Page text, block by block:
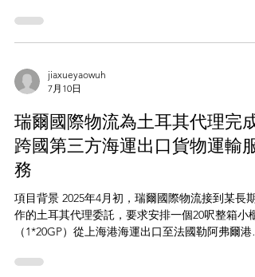
敏感度生物醫藥試劑盒，對溫度有著極為嚴苛的要
求，全程必須保持2-8℃的恆溫環境。這意味著從美
國亞特蘭大始發，經中轉後抵達廣州目的港，無論
是始發港、中轉港、目的港機場倉庫的溫控儲存條
件，還是航空公司的冷鏈資質，以及全鏈路的溫控
銜接能力，都必須達到最高標準。任何一個環節的
溫度失控，都將導致貨物失效報廢。 貨物資訊：
數：9件 重量：111公斤 體積：1.85方 品名：試劑
運輸路線：ATL-TPE-CAN（亞特蘭大-台北-廣州）
核心挑戰： 不同於普通冷鏈空運，市面上絕大多數
恆溫倉儲。這使得地面靜置環節極易出現溫度斷
7月10日
瑞爾國際物流為土耳其代理完成